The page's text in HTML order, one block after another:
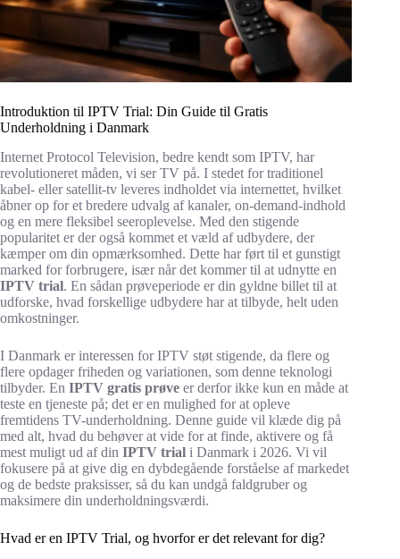
Introduktion til IPTV Trial: Din Guide til Gratis
Underholdning i Danmark
Internet Protocol Television, bedre kendt som IPTV, har
revolutioneret måden, vi ser TV på. I stedet for traditionel
kabel- eller satellit-tv leveres indholdet via internettet, hvilket
åbner op for et bredere udvalg af kanaler, on-demand-indhold
og en mere fleksibel seeroplevelse. Med den stigende
popularitet er der også kommet et væld af udbydere, der
kæmper om din opmærksomhed. Dette har ført til et gunstigt
marked for forbrugere, især når det kommer til at udnytte en
IPTV trial. En sådan prøveperiode er din gyldne billet til at
udforske, hvad forskellige udbydere har at tilbyde, helt uden
omkostninger.
I Danmark er interessen for IPTV støt stigende, da flere og
flere opdager friheden og variationen, som denne teknologi
tilbyder. En IPTV gratis prøve er derfor ikke kun en måde at
teste en tjeneste på; det er en mulighed for at opleve
fremtidens TV-underholdning. Denne guide vil klæde dig på
med alt, hvad du behøver at vide for at finde, aktivere og få
mest muligt ud af din IPTV trial i Danmark i 2026. Vi vil
fokusere på at give dig en dybdegående forståelse af markedet
og de bedste praksisser, så du kan undgå faldgruber og
maksimere din underholdningsværdi.
Hvad er en IPTV Trial, og hvorfor er det relevant for dig?